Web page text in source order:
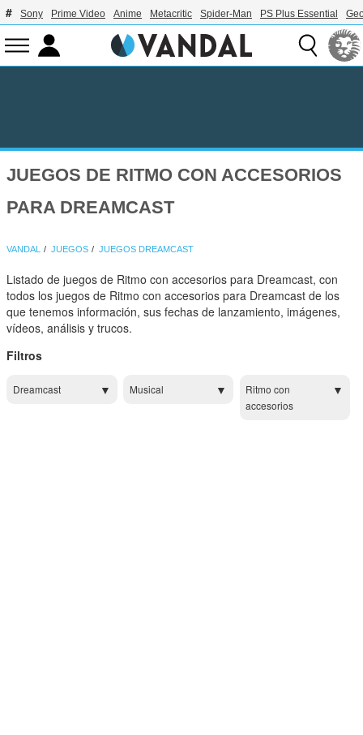
Sony Prime Video Anime Metacritic Spider-Man PS Plus Essential
JUEGOS DE RITMO CON ACCESORIOS
PARA DREAMCAST
VANDAL JUEGOS JUEGOS DREAMCAST
Listado de juegos de Ritmo con accesorios para Dreamcast, con
todos los juegos de Ritmo con accesorios para Dreamcast de los
que tenemos información, sus fechas de lanzamiento, imágenes,
vídeos, análisis y trucos.
Filtros
Dreamcast Musical
Ritmo con
accesorios